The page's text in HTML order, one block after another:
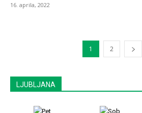
16. aprila, 2022
1 2
LJUBLJANA